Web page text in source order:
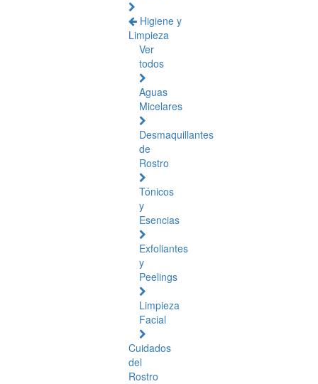
Higiene y
Limpieza
Ver
todos
Aguas
Micelares
Desmaquillantes
de
Rostro
Tónicos
y
Esencias
Exfoliantes
y
Peelings
Limpieza
Facial
Cuidados
del
Rostro